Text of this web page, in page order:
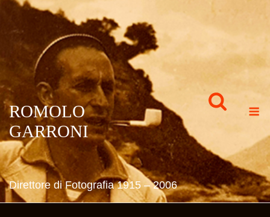
ROMOLO
GARRONI
Direttore di Fotografia 1915 – 2006